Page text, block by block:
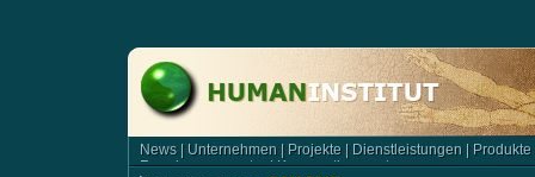
News | Unternehmen | Projekte | Dienstleistungen |
Forschungsagentur | Kooperationspartner
News| Unternehmen| Projekte| Dienstleistungen| Produkte
Forschungsagentur|Kooperationspartner